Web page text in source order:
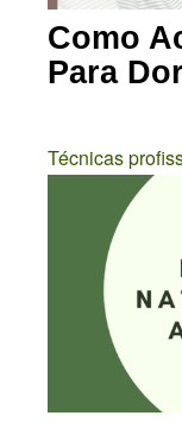
Como
Para
Técnicas